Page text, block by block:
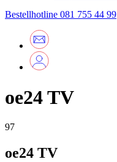
Bestellhotline 081 755 44 99
oe24 TV
97
oe24 TV